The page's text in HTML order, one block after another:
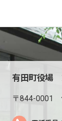
有田町役場
〒844-0001